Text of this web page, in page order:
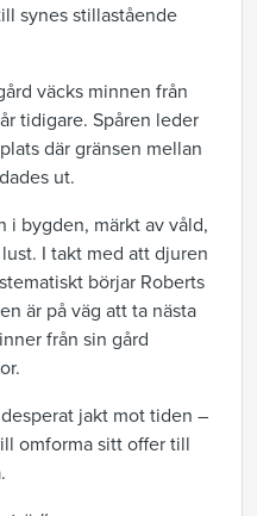
synes stillastående
väcks minnen från
tidigare. Spåren leder
där gränsen mellan
ut.
i bygden, märkt av våld,
I takt med att djuren
börjar Roberts
är på väg att ta nästa
från sin gård
jakt mot tiden –
omforma sitt offer till